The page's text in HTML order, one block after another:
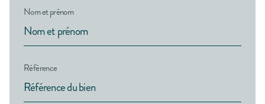
Nom et prénom
Référence